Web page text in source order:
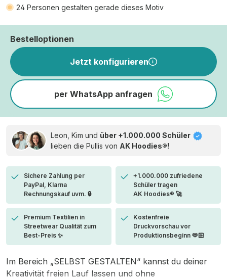
24 Personen gestalten gerade dieses Motiv
Bestelloptionen
Jetzt konfigurieren
per WhatsApp anfragen
Leon, Kim und über +1.000.000 Schüler
lieben die Pullis von AK Hoodies®!
Sichere Zahlung per
PayPal, Klarna
Rechnungskauf uvm. 🔒
+1.000.000 zufriedene
Schüler tragen
AK Hoodies® 🚀
Premium Textilien in
Streetwear Qualität zum
Best-Preis ✨
Kostenfreie
Druckvorschau vor
Produktionsbeginn 🫶🏻
Im Bereich „SELBST GESTALTEN“ kannst du deiner
Kreativität freien Lauf lassen und ohne